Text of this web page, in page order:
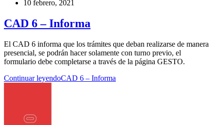
10 febrero, 2021
CAD 6 – Informa
El CAD 6 informa que los trámites que deban realizarse de manera
presencial, se podrán hacer solamente con turno previo, el
formulario debe completarse a través de la página GESTO.
Continuar leyendoCAD 6 – Informa